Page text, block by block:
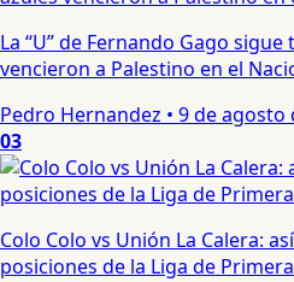
La “U” de Fernando Gago
vencieron a Palestino en el
Pedro Hernandez • 9 de agosto
03
Colo Colo vs Unión La Calera:
posiciones de la Liga de Primera